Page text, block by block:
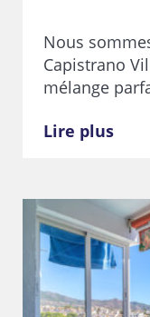
Nous
Capistrano
mélange
Lire plus